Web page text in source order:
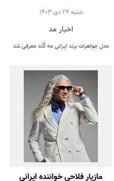
سینمای ایران مدل برند
جواهرات شد
شنبه 22 دی 1403
اخبار مد
مدل جواهرات برند ایرانی مه گُلد معرفی شد
مازیار فلاحی خواننده ایرانی